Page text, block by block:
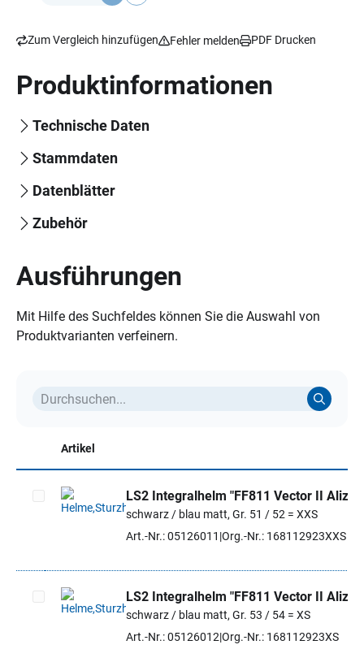
Zum Vergleich hinzufügen Fehler melden PDF Drucken
Produktinformationen
Technische Daten
Stammdaten
Datenblätter
Zubehör
Ausführungen
Mit Hilfe des Suchfeldes können Sie die Auswahl von
Produktvarianten verfeinern.
Artikel
Artikel auswählen
LS2 Integralhelm "FF811 Vector II Alizer"
schwarz / blau matt, Gr. 51 / 52 = XXS
Art.-Nr.: 05126011 Org.-Nr.: 168112923XXS
Artikel auswählen
LS2 Integralhelm "FF811 Vector II Alizer"
schwarz / blau matt, Gr. 53 / 54 = XS
Art.-Nr.: 05126012 Org.-Nr.: 168112923XS